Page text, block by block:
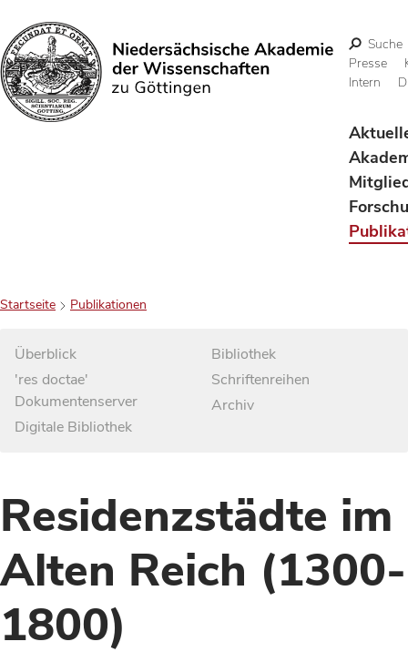
Suchen
Suche
Presse
Intern
Startseite Publikationen
Überblick
'res doctae'
Dokumentenserver
Digitale Bibliothek
Bibliothek
Schriftenreihen
Archiv
Residenzstädte im
Alten Reich (1300-
1800)